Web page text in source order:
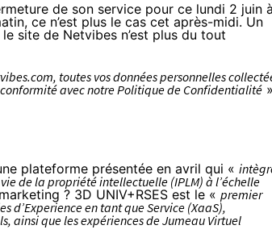
de son service pour ce lundi 2 juin
ce n’est plus le cas cet après-midi. Un
site de Netvibes n’est plus du tout
toutes vos données personnelles
avec notre Politique de Confidentialité
plateforme présentée en avril qui «
de la propriété intellectuelle (IPLM) à l’échelle
? 3D UNIV+RSES est le « premier
d’Experience en tant que Service (XaaS),
ainsi que les expériences de Jumeau Virtuel